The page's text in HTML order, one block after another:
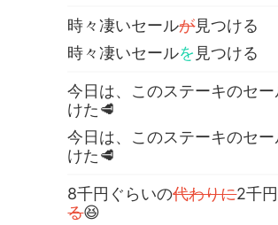
時々凄いセールが見つける
時々凄いセールを 見つける
今日は、このステーキのセ
けた🥩
今日は、このステーキのセー
けた🥩
8千円ぐらいの代わりに2千
る😆